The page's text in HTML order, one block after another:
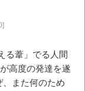
る葦」でる人間
高度の発達を遂
、また何のため